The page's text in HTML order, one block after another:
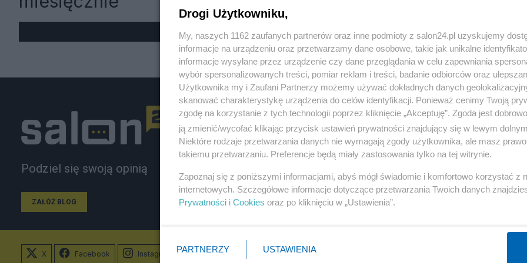
« WRÓĆ DO NOTKI
Podziel się swoją opinią
ZAŁÓŻ BLOG
Polityka
Rosja
PiS
Prezydent
NATO
Gospodarka
Biznes
Pieniądze
Inwestycje
Podatki
X Facebook Instagram
Drogi Użytkowniku,
My, naszych 1162 zaufanych partnerów oraz inne podmioty z salon24.pl uzyskujemy
informacje na urządzeniu oraz przetwarzamy dane osobowe, takie jak unikalne
informacje wysyłane przez urządzenie czy dane przeglądania w celu zapewniania
wybór spersonalizowanych treści, pomiar reklam i treści, badanie odbiorców oraz
Użytkownika my i Zaufani Partnerzy możemy używać dokładnych danych
skanować charakterystykę urządzenia do celów identyfikacji. Ponieważ cenimy Twoją
zgodę na korzystanie z tych technologii poprzez kliknięcie „Akceptuję”. Zgoda jest
ją zmienić/wycofać klikając przycisk ustawień prywatności znajdujący się w lewym
Niektóre rodzaje przetwarzania danych nie wymagają zgody użytkownika, ale masz
takiemu przetwarzaniu. Preferencje będą miały zastosowania tylko na tej witrynie.
Zapoznaj się z poniższymi informacjami, abyś mógł świadomie i komfortowo korzystać z
internetowych. Szczegółowe informacje dotyczące przetwarzania Twoich danych
Prywatności i Cookies oraz po kliknięciu w „Ustawienia”.
PARTNERZY USTAWIENIA